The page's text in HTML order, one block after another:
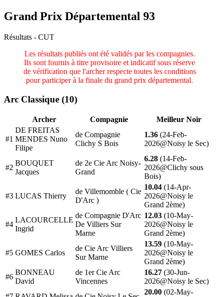
Grand Prix Départemental 93
Résultats - CUT
Les résultats publiés ont été validés par les compagnies.
Ils sont fournis à titre provisoire et indicatif sous réserve
de vérification que l'archer respecte toutes les conditions
pour participer à la finale du grand prix départemental.
Arc Classique (10)
Archer Compagnie Meilleur Noir
#1
DE FREITAS
MENDES Nuno
Filipe
de Compagnie
Clichy S Bois
1.36 (24-Feb-
2026@Noisy le Sec)
#2
BOUQUET
Jacques
de 2e Cie Arc Noisy-
Grand
6.28 (14-Feb-
2026@Clichy sous
Bois)
#3 LUCAS Thierry
de Villemomble ( Cie
D'Arc )
10.04 (14-Apr-
2026@Noisy le
Grand 2ème)
#4
LACOURCELLE
Ingrid
de Compagnie D'Arc
De Villiers Sur
Marne
12.03 (10-May-
2026@Noisy le
Grand 2ème)
#5 GOMES Carlos
de Cie Arc Villiers
Sur Marne
13.59 (10-May-
2026@Noisy le
Grand 2ème)
#6
BONNEAU
David
de 1er Cie Arc
Vincennes
16.27 (30-Jun-
2026@Noisy le Sec)
20.00 (02-May-